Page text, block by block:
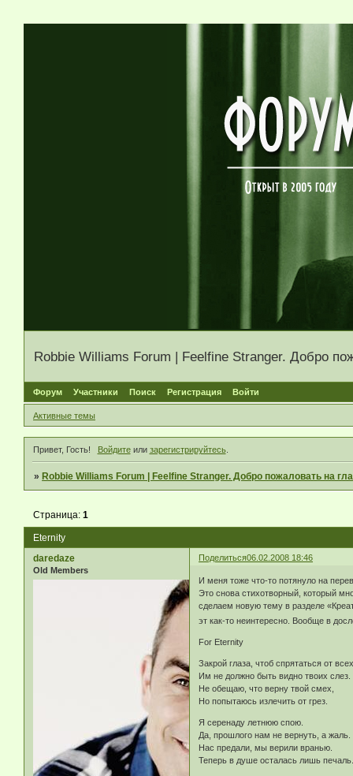
Robbie Williams Forum | Feelfine Stranger. Добро
Форум Участники Поиск Регистрация Войти
Активные темы
Привет, Гость! Войдитеили зарегистрируйтесь.
» Robbie Williams Forum | Feelfine Stranger. Добро пожаловать на
Eternity
Страница:1
Поделиться06.02.2008 18:46
daredaze
Old Members
И меня тоже что-то потянуло на
Это снова стихотворный, который
сделаем новую тему в разделе
эт как-то неинтересно. Вообще в
For Eternity
Закрой глаза, чтоб спрятаться от
Им не должно быть видно твоих слез.
Не обещаю, что верну твой смех,
Но попытаюсь излечить от грез.
Я серенаду летнюю спою.
Да, прошлого нам не вернуть, а жаль.
Нас предали, мы верили вранью.
Теперь в душе осталась лишь